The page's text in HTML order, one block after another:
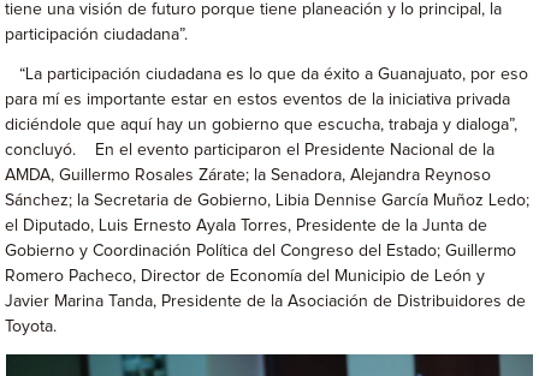
tiene una visión de futuro porque tiene planeación y lo principal, la
participación ciudadana”.
“La participación ciudadana es lo que da éxito a Guanajuato, por eso
para mí es importante estar en estos eventos de la iniciativa privada
diciéndole que aquí hay un gobierno que escucha, trabaja y dialoga”,
concluyó. En el evento participaron el Presidente Nacional de la
AMDA, Guillermo Rosales Zárate; la Senadora, Alejandra Reynoso
Sánchez; la Secretaria de Gobierno, Libia Dennise García Muñoz Ledo;
el Diputado, Luis Ernesto Ayala Torres, Presidente de la Junta de
Gobierno y Coordinación Política del Congreso del Estado; Guillermo
Romero Pacheco, Director de Economía del Municipio de León y
Javier Marina Tanda, Presidente de la Asociación de Distribuidores de
Toyota.